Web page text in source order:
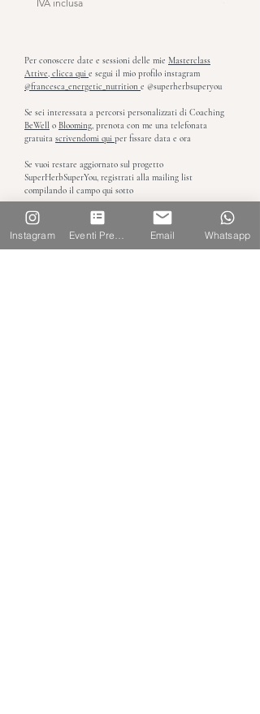
IVA inclusa
Per conoscere date e sessioni delle mie Masterclass
Attive, clicca qui e segui il mio profilo instagram
@francesca_energetic_nutrition e @superherbsuperyou
Se sei interessata a percorsi personalizzati di Coaching
BeWell o Blooming, prenota con me una telefonata
gratuita scrivendomi qui per fissare data e ora
Se vuoi restare aggiornato sul progetto
SuperHerbSuperYou, registrati alla mailing list
compilando il campo qui sotto
SuperHerbSuperYou
Instagram Email Whatsapp